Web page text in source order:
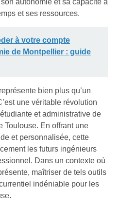
autonomie et sa capacité à
et ses ressources.
à votre compte
de Montpellier : guide
bien plus qu’un
une véritable révolution
et administrative de
Toulouse. En offrant une
et personnalisée, cette
les futurs ingénieurs
Dans un contexte où
maîtriser de tels outils
indéniable pour les